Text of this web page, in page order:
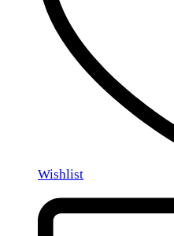
Wishlist